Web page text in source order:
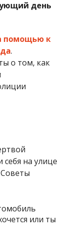
день
помощью к
.
о том, как
себя на улице
Советы
или ты